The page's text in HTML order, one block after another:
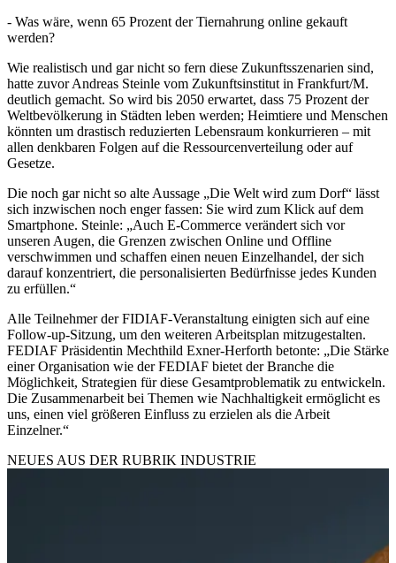
- Was wäre, wenn 65 Prozent der Tiernahrung online gekauft
werden?
Wie realistisch und gar nicht so fern diese Zukunftsszenarien sind,
hatte zuvor Andreas Steinle vom Zukunftsinstitut in Frankfurt/M.
deutlich gemacht. So wird bis 2050 erwartet, dass 75 Prozent der
Weltbevölkerung in Städten leben werden; Heimtiere und Menschen
könnten um drastisch reduzierten Lebensraum konkurrieren – mit
allen denkbaren Folgen auf die Ressourcenverteilung oder auf
Gesetze.
Die noch gar nicht so alte Aussage „Die Welt wird zum Dorf“ lässt
sich inzwischen noch enger fassen: Sie wird zum Klick auf dem
Smartphone. Steinle: „Auch E-Commerce verändert sich vor
unseren Augen, die Grenzen zwischen Online und Offline
verschwimmen und schaffen einen neuen Einzelhandel, der sich
darauf konzentriert, die personalisierten Bedürfnisse jedes Kunden
zu erfüllen.“
Alle Teilnehmer der FIDIAF-Veranstaltung einigten sich auf eine
Follow-up-Sitzung, um den weiteren Arbeitsplan mitzugestalten.
FEDIAF Präsidentin Mechthild Exner-Herforth betonte: „Die Stärke
einer Organisation wie der FEDIAF bietet der Branche die
Möglichkeit, Strategien für diese Gesamtproblematik zu entwickeln.
Die Zusammenarbeit bei Themen wie Nachhaltigkeit ermöglicht es
uns, einen viel größeren Einfluss zu erzielen als die Arbeit
Einzelner.“
NEUES AUS DER RUBRIK INDUSTRIE